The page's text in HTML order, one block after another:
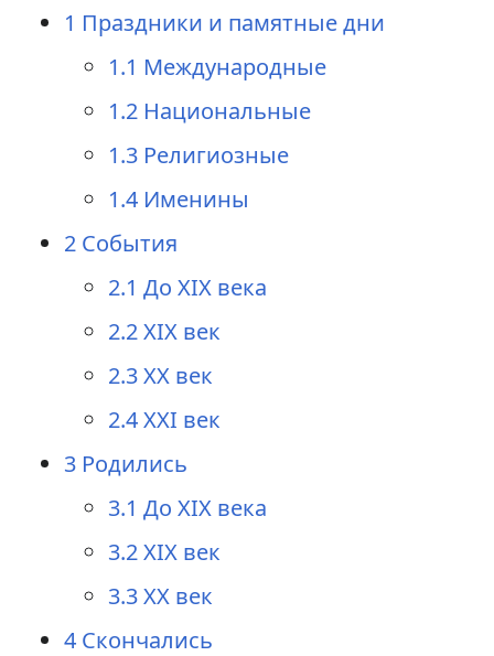
1 Праздники и памятные дни
1.1 Международные
1.2 Национальные
1.3 Религиозные
1.4 Именины
2 События
2.1 До XIX века
2.2XIX век
2.3XX век
2.4XXI век
3 Родились
3.1 До XIX века
3.2XIX век
3.3XX век
4 Скончались